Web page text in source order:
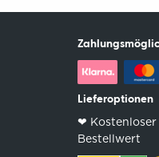
Lieferoptionen
❤︎ Kostenloser
Bestellwert